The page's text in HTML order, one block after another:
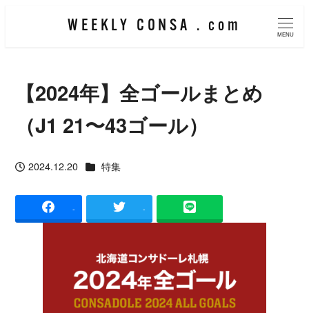
移
動
WEEKLY CONSA . com
MENU
【2024年】全ゴールまとめ
（J1 21〜43ゴール）
投稿日
2024.12.20 カテゴリー
特集
- -